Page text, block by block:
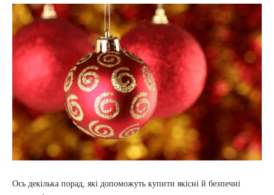
Ось декілька порад, які допоможуть купити якісні й безпечні